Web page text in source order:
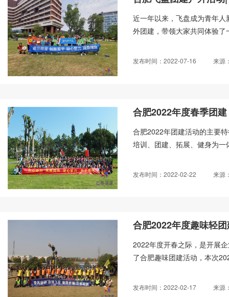
近一年以来，飞盘成为青年
外团建，带领大家共同体验
发布时间：2022-07-16 来源
合肥2022年度春季团建
合肥2022年团建活动的主要
培训、团建、拓展、健身为
发布时间：2022-02-22 来源
合肥2022年度趣味轻
2022年度开春之际，是开展
了合肥趣味团建活动，本次
发布时间：2022-02-17 来源